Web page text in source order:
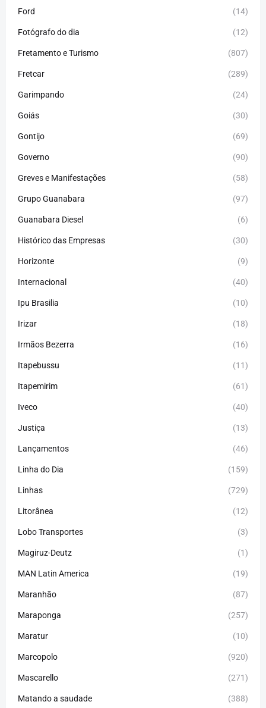
Ford (14)
Fotógrafo do dia (12)
Fretamento e Turismo (807)
Fretcar (289)
Garimpando (24)
Goiás (30)
Gontijo (69)
Governo (90)
Greves e Manifestações (58)
Grupo Guanabara (97)
Guanabara Diesel (6)
Histórico das Empresas (30)
Horizonte (9)
Internacional (40)
Ipu Brasilia (10)
Irizar (18)
Irmãos Bezerra (16)
Itapebussu (11)
Itapemirim (61)
Iveco (40)
Justiça (13)
Lançamentos (46)
Linha do Dia (159)
Linhas (729)
Litorânea (12)
Lobo Transportes (3)
Magiruz-Deutz (1)
MAN Latin America (19)
Maranhão (87)
Maraponga (257)
Maratur (10)
Marcopolo (920)
Mascarello (271)
Matando a saudade (388)